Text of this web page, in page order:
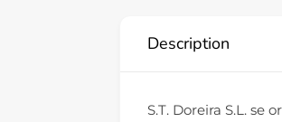
Description
S.T. Doreira S.L. se